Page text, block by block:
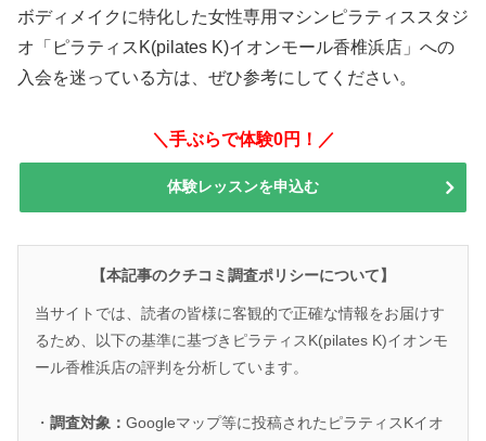
ボディメイクに特化した女性専用マシンピラティススタジ
オ「ピラティスK(pilates K)イオンモール香椎浜店」への
入会を迷っている方は、ぜひ参考にしてください。
＼手ぶらで体験0円！／
体験レッスンを申込む
【本記事のクチコミ調査ポリシーについて】
当サイトでは、読者の皆様に客観的で正確な情報をお届けす
るため、以下の基準に基づきピラティスK(pilates K)イオンモ
ール香椎浜店の評判を分析しています。
・ 調査対象： Googleマップ等に投稿されたピラティスKイオ